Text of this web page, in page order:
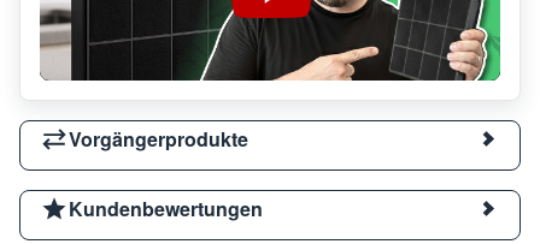
Vorgängerprodukte
Kundenbewertungen